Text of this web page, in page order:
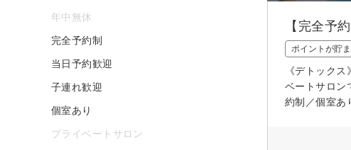
【完全予
ポイントが貯
《デトック
ベートサロン
約制／個室あ
年中無休
完全予約制
当日予約歓迎
子連れ歓迎
個室あり
プライベートサロン